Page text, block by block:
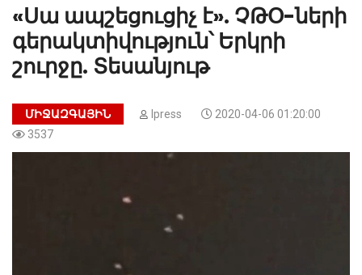
«Սա ապշեցուցիչ է». ՉԹՕ-ների
գերակտիվություն՝ Երկրի
շուրջը. Տեսանյութ
ՄԻՋԱԶԳԱՅԻՆ Ipress
2020-04-06 01:20:00
3537